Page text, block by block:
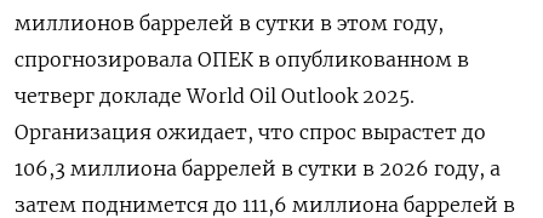
миллионов баррелей в сутки в этом году,
спрогнозировала ОПЕК в опубликованном в
четверг докладе World Oil Outlook 2025.
Организация ожидает, что спрос вырастет до
106,3 миллиона баррелей в сутки в 2026 году, а
затем поднимется до 111,6 миллиона баррелей в